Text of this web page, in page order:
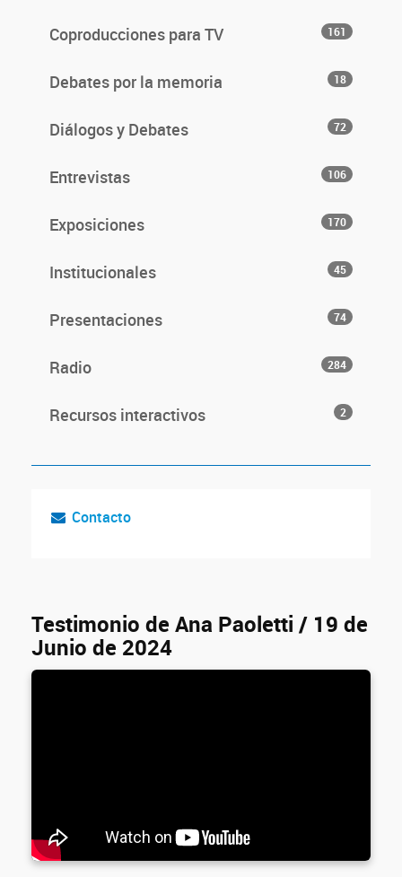
Coproducciones para TV 161
Debates por la memoria 18
Diálogos y Debates 72
Entrevistas 106
Exposiciones 170
Institucionales 45
Presentaciones 74
Radio 284
Recursos interactivos 2
Contacto
Testimonio de Ana Paoletti / 19 de
Junio de 2024